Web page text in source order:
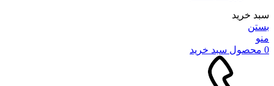
سبد خرید
بستن
منو
0 محصول سبد خرید